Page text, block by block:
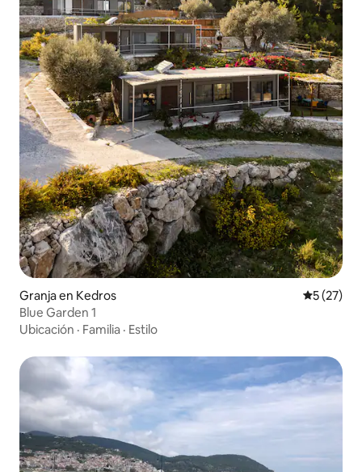
Granja en Kedros
5 (27)
Blue Garden 1
Ubicación · Familia · Estilo